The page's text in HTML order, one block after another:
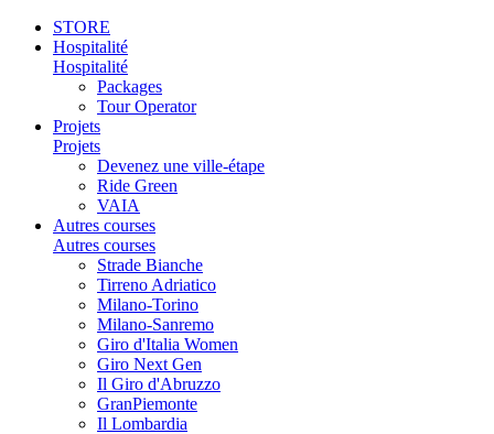
STORE
Hospitalité
Hospitalité
Packages
Tour Operator
Projets
Projets
Devenez une ville-étape
Ride Green
VAIA
Autres courses
Autres courses
Strade Bianche
Tirreno Adriatico
Milano-Torino
Milano-Sanremo
Giro d'Italia Women
Giro Next Gen
Il Giro d'Abruzzo
GranPiemonte
Il Lombardia